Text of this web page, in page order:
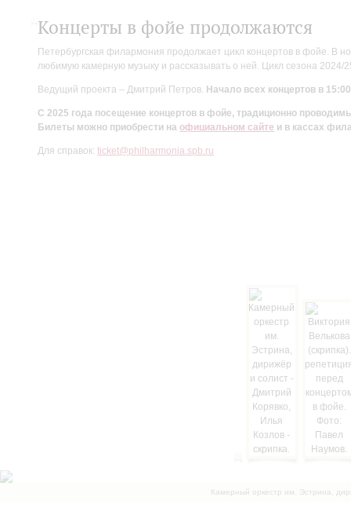
Концерты в фойе продолжаются
Петербургская филармония продолжает цикл концертов в фойе. В
любимую камерную музыку и рассказывать о ней. Цикл сезона
Ведущий проекта – Дмитрий Петров. Начало всех концертов в
С 2025 года посещение концертов в фойе, традиционно
Билеты можно приобрести на официальном сайте и в кассах
Для справок: ticket@philharmonia.spb.ru
Камерный оркестр им. Эстрина,